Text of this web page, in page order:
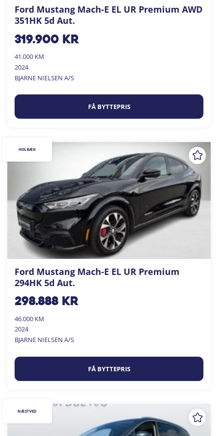
Ford Mustang Mach-E EL UR Premium AWD
351HK 5d Aut.
319.900kr
41.000 KM
2024
BJARNE NIELSEN A/S
FÅ BYTTEPRIS
Ford Mustang Mach-E EL UR Premium
294HK 5d Aut.
298.888kr
46.000 KM
2024
BJARNE NIELSEN A/S
FÅ BYTTEPRIS
HOLBÆK
NÆSTVED